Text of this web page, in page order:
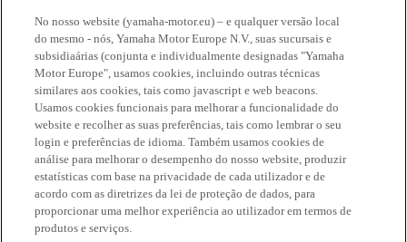
No nosso website (yamaha-motor.eu) – e qualquer versão local
do mesmo - nós, Yamaha Motor Europe N.V., suas sucursais e
subsidiaárias (conjunta e individualmente designadas "Yamaha
Motor Europe", usamos cookies, incluindo outras técnicas
similares aos cookies, tais como javascript e web beacons.
Usamos cookies funcionais para melhorar a funcionalidade do
website e recolher as suas preferências, tais como lembrar o seu
login e preferências de idioma. Também usamos cookies de
análise para melhorar o desempenho do nosso website, produzir
estatísticas com base na privacidade de cada utilizador e de
acordo com as diretrizes da lei de proteção de dados, para
proporcionar uma melhor experiência ao utilizador em termos de
produtos e serviços.